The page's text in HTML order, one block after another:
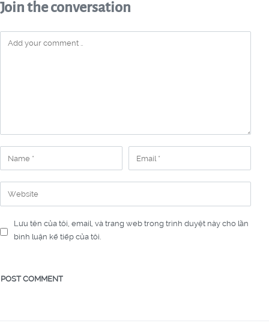
Join the conversation
Lưu tên của tôi, email, và trang web trong trình duyệt này cho lần
bình luận kế tiếp của tôi.